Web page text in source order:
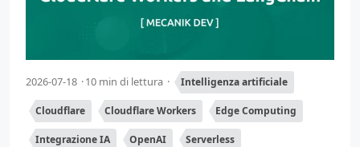
2026-07-18 10 min di lettura Intelligenza artificiale
Cloudflare Cloudflare Workers Edge Computing
Integrazione IA OpenAI Serverless